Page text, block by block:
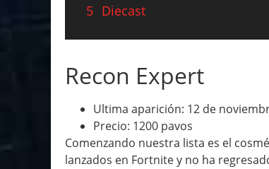
5 Diecast
Recon Expert
Ultima aparición: 12 de
Precio: 1200 pavos
Comenzando nuestra lista es el
lanzados en Fortnite y no ha